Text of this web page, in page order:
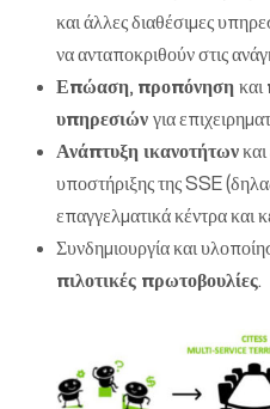
και άλλες διαθέσιμες
να ανταποκριθούν στις
Επώαση προπόνηση και
υπηρεσιών για
Ανάπτυξη ικανοτήτωνκαι
υποστήριξης της SSE
επαγγελματικά κέντρα και
Συνδημιουργία και
πιλοτικές πρωτοβουλίες